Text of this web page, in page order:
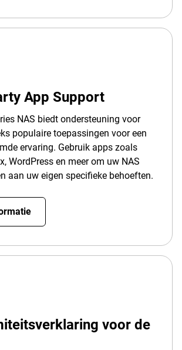
App Support
NAS biedt ondersteuning voor
populaire toepassingen voor een
ervaring. Gebruik apps zoals
WordPress en meer om uw NAS
aan uw eigen specifieke behoeften.
voor de